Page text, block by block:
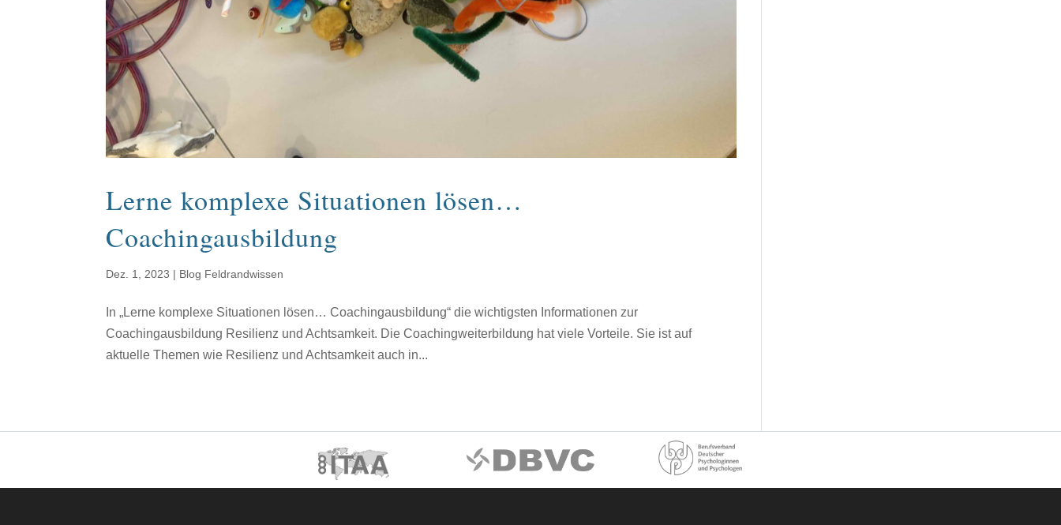
Lerne komplexe Situationen lösen…
Coachingausbildung
Dez. 1, 2023 | Blog Feldrandwissen
In „Lerne komplexe Situationen lösen… Coachingausbildung“ die wichtigsten Informationen zur
Coachingausbildung Resilienz und Achtsamkeit. Die Coachingweiterbildung hat viele Vorteile. Sie ist auf
aktuelle Themen wie Resilienz und Achtsamkeit auch in...